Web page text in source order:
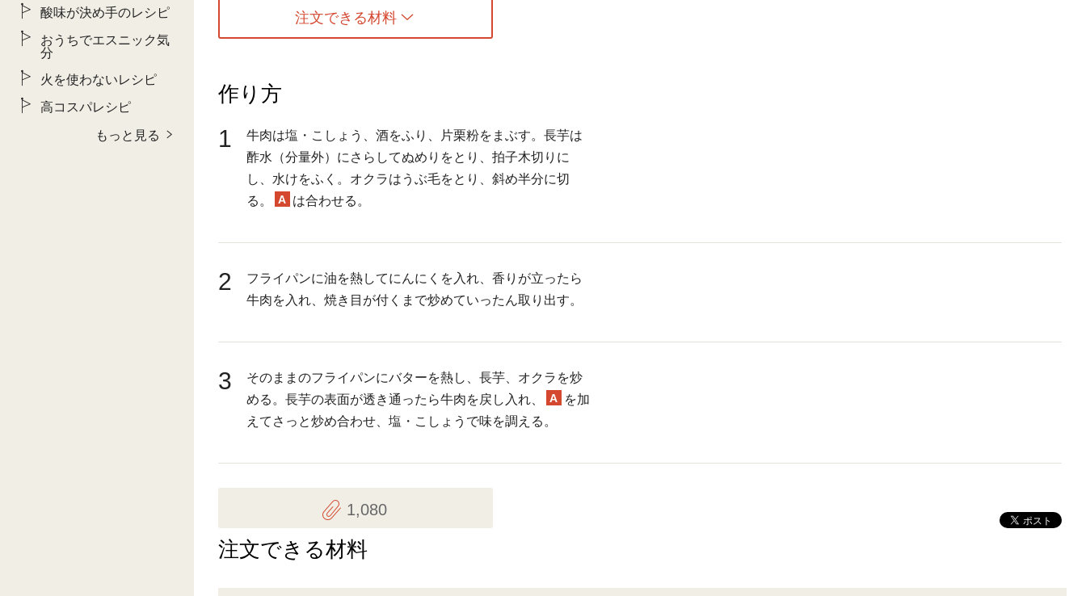
注文できる材料
作り方
1
牛肉は塩・こしょう、酒をふり、片栗粉をまぶす。長芋は
酢水（分量外）にさらしてぬめりをとり、拍子木切りに
し、水けをふく。オクラはうぶ毛をとり、斜め半分に切
る。
A は合わせる。
2
フライパンに油を熱してにんにくを入れ、香りが立ったら
牛肉を入れ、焼き目が付くまで炒めていったん取り出す。
3
そのままのフライパンにバターを熱し、長芋、オクラを炒
める。長芋の表面が透き通ったら牛肉を戻し入れ、
A
を加
えてさっと炒め合わせ、塩・こしょうで味を調える。
1,080
注文できる材料
酸味が決め手のレシピ
おうちでエスニック気
分
火を使わないレシピ
高コスパレシピ
もっと見る